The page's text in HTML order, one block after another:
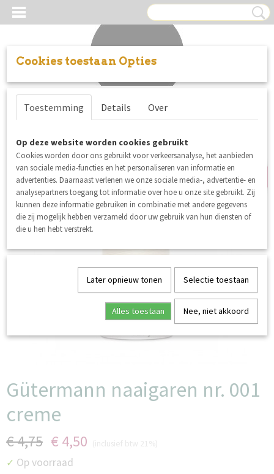
Inloggen Registreren
nieuw
Gütermann naaigaren nr. 001
creme
€ 4,75 € 4,50
✓ Op voorraad
Cookies toestaan Opties
Toestemming Details Over
Op deze website worden cookies gebruikt
Cookies worden door ons gebruikt voor verkeersanalyse, het aanbieden
van sociale media-functies en het personaliseren van informatie en
advertenties. Daarnaast verlenen we onze sociale media-, advertentie- en
analysepartners toegang tot informatie over hoe u onze site gebruikt. Zij
kunnen deze informatie gebruiken in combinatie met andere gegevens
die zij mogelijk hebben verzameld door uw gebruik van hun diensten of
die u hen hebt verstrekt.
Later opnieuw tonen Selectie toestaan
Alles toestaan Nee, niet akkoord